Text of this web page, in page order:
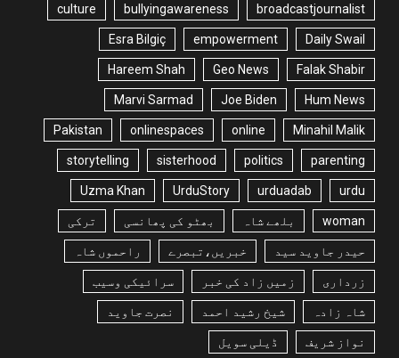
broadcastjournalist
bullyingawareness
culture
Daily Swail
empowerment
Esra Bilgiç
Falak Shabir
Geo News
Hareem Shah
Hum News
Joe Biden
Marvi Sarmad
Minahil Malik
online
onlinespaces
Pakistan
parenting
politics
sisterhood
storytelling
urdu
urduadab
UrduStory
Uzma Khan
woman بلھے شاہ بھٹو کی پھانسی ترکی
حیدر جاوید سید خبریں،تبصرے راحموں شاہ
زرداری زمیں زاد کی خبر سرائیکی وسیب
شاہ زادہ شیخ رشید احمد نصرت جاوید
نواز شریف ڈیلی سویل